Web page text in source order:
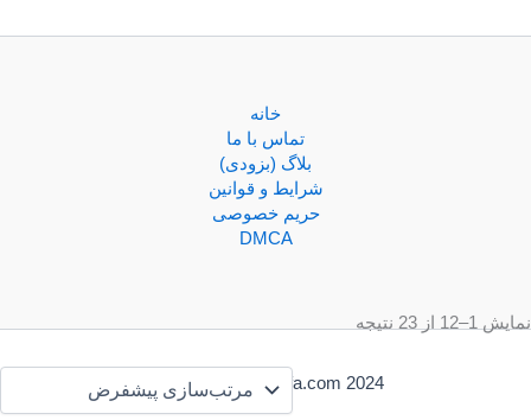
نمایش 1–12 از 23 نتیجه
خانه
تماس با ما
بلاگ (بزودی)
شرایط و قوانین
حریم خصوصی
DMCA
Copyright BookZyfa.com 2024